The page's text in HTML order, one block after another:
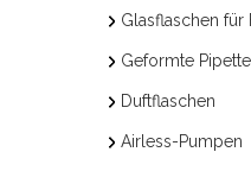
Glasflaschen für
Geformte
Duftflaschen
Airless-Pumpen